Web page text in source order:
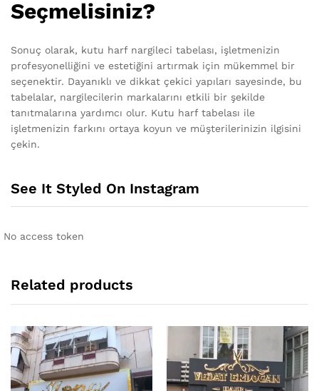
Seçmelisiniz?
Sonuç olarak, kutu harf nargileci tabelası, işletmenizin
profesyonelliğini ve estetiğini artırmak için mükemmel bir
seçenektir. Dayanıklı ve dikkat çekici yapıları sayesinde, bu
tabelalar, nargilecilerin markalarını etkili bir şekilde
tanıtmalarına yardımcı olur. Kutu harf tabelası ile
işletmenizin farkını ortaya koyun ve müşterilerinizin ilgisini
çekin.
See It Styled On Instagram
No access token
Related products